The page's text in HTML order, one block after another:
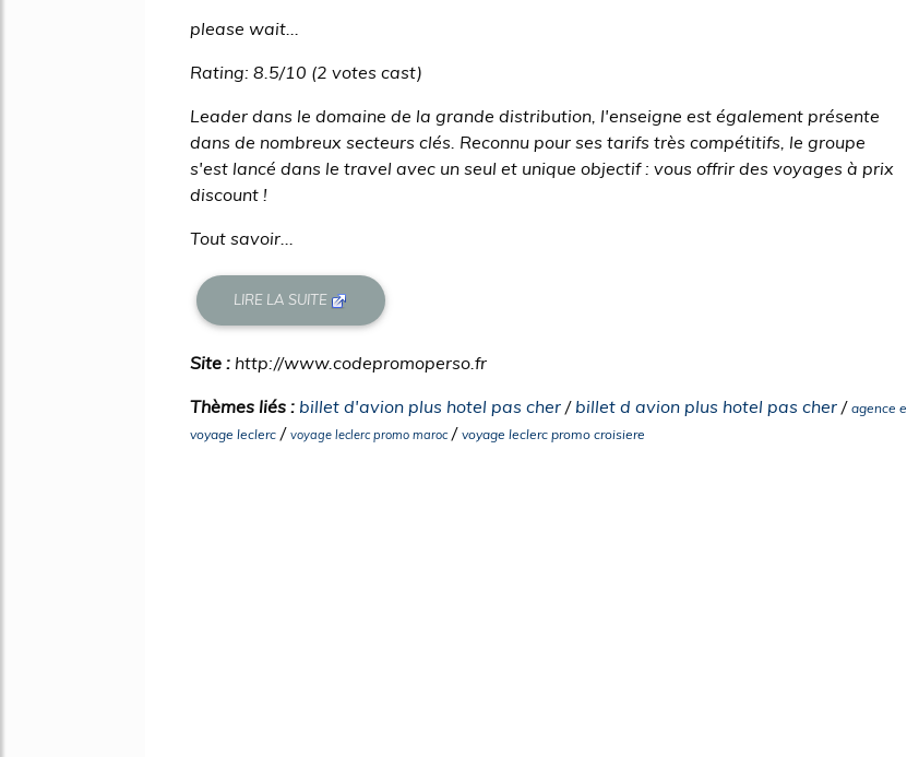
please wait...
Rating: 8.5/10 (2 votes cast)
Leader dans le domaine de la grande distribution, l'enseigne est également présente
dans de nombreux secteurs clés. Reconnu pour ses tarifs très compétitifs, le groupe
s'est lancé dans le travel avec un seul et unique objectif : vous offrir des voyages à prix
discount !
Tout savoir...
LIRE LA SUITE
Site : http://www.codepromoperso.fr
Thèmes liés : billet d'avion plus hotel pas cher / billet d avion plus hotel pas cher / agence e
voyage leclerc / voyage leclerc promo maroc/ voyage leclerc promo croisiere